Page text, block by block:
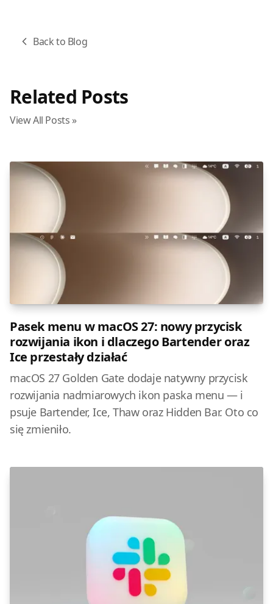
Back to Blog
Related Posts
View All Posts »
Pasek menu w macOS 27: nowy przycisk
rozwijania ikon i dlaczego Bartender oraz
Ice przestały działać
macOS 27 Golden Gate dodaje natywny przycisk
rozwijania nadmiarowych ikon paska menu — i
psuje Bartender, Ice, Thaw oraz Hidden Bar. Oto co
się zmieniło.